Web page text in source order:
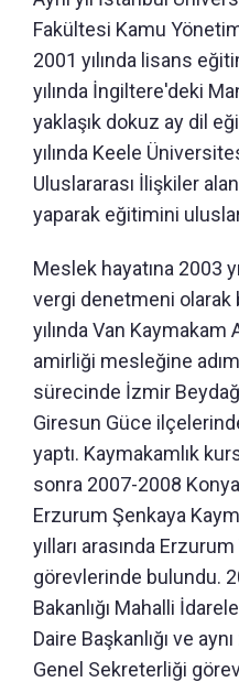
Fakültesi Kamu
2001 yılında lisans
yılında İngiltere'deki
yaklaşık dokuz ay dil
yılında Keele
Uluslararası İlişkiler
yaparak eğitimini
Meslek hayatına 2003
vergi denetmeni olarak
yılında Van Kaymakam
amirliği mesleğine adım
sürecinde İzmir
Giresun Güce
yaptı. Kaymakamlık
sonra 2007-2008
Erzurum Şenkaya
yılları arasında Erzurum
görevlerinde bulundu.
Bakanlığı Mahalli
Daire Başkanlığı ve
Genel Sekreterliği